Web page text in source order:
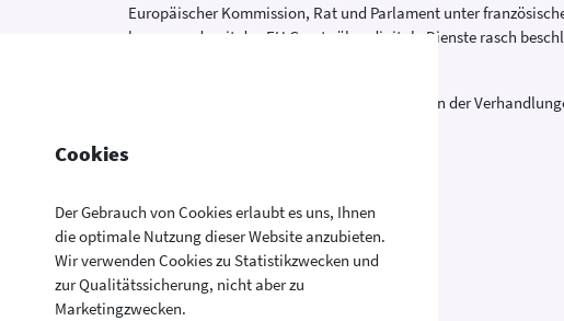
Cookies
Der Gebrauch von Cookies erlaubt es uns, Ihnen
die optimale Nutzung dieser Website anzubieten.
Wir verwenden Cookies zu Statistikzwecken und
zur Qualitätssicherung, nicht aber zu
Marketingzwecken.
Europäischer Kommission, Rat und Parlament unter
kommen, damit das EU Gesetz über digitale Dienste rasch
Das Sozialministerium bemüht sich seit Beginn der